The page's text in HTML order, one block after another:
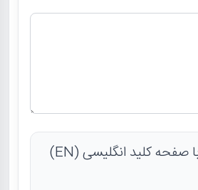
اعداد در تصویر با صفحه کلید انگلیسی (EN)